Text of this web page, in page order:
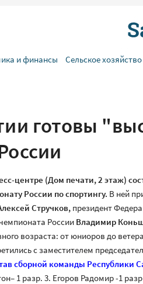
и финансы Сельское хозяйство
готовы
центре (Дом печати, 2 этаж)
России по спортингу. В ней
Стручков, президент
России Владимир
возраста: от юниоров до
с заместителем
сборной команды Республики
1 разр. 3. Егоров Радомир -1